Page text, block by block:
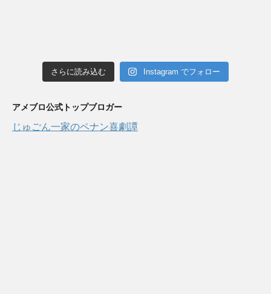
さらに読み込む Instagram でフォロー
アメブロ公式トップブロガー
じゅごん一家のペナン喜劇譚